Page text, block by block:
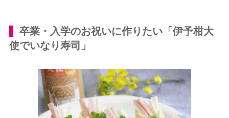
卒業・入学のお祝いに作りたい「伊予柑大
使でいなり寿司」